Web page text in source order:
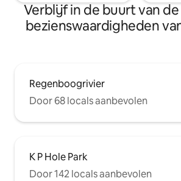
Verblijf in de buurt van
bezienswaardigheden
Regenboogrivier
Door 68 locals aanbevolen
K P Hole Park
Door 142 locals aanbevolen